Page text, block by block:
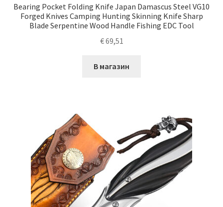
Bearing Pocket Folding Knife Japan Damascus Steel VG10
Forged Knives Camping Hunting Skinning Knife Sharp
Blade Serpentine Wood Handle Fishing EDC Tool
€69,51
В магазин